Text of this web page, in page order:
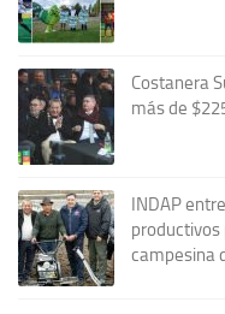
Costanera
más de
INDAP
campesina